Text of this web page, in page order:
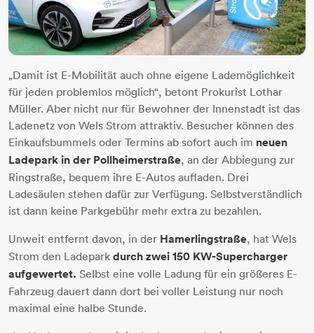
„Damit ist E-Mobilität auch ohne eigene Lademöglichkeit
für jeden problemlos möglich“, betont Prokurist Lothar
Müller. Aber nicht nur für Bewohner der Innenstadt ist das
Ladenetz von Wels Strom attraktiv. Besucher können des
Einkaufsbummels oder Termins ab sofort auch im neuen
Ladepark in der Pollheimerstraße, an der Abbiegung zur
Ringstraße, bequem ihre E-Autos aufladen. Drei
Ladesäulen stehen dafür zur Verfügung. Selbstverständlich
ist dann keine Parkgebühr mehr extra zu bezahlen.
Unweit entfernt davon, in der Hamerlingstraße, hat Wels
Strom den Ladepark durch zwei 150 KW-Supercharger
aufgewertet. Selbst eine volle Ladung für ein größeres E-
Fahrzeug dauert dann dort bei voller Leistung nur noch
maximal eine halbe Stunde.